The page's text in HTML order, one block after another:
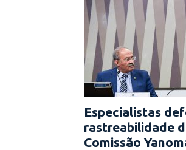
Especialistas
rastreabilidade
Comissão